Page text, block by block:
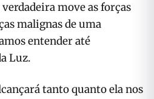
move as forças
malignas de uma
entender até
Luz.
tanto quanto ela nos